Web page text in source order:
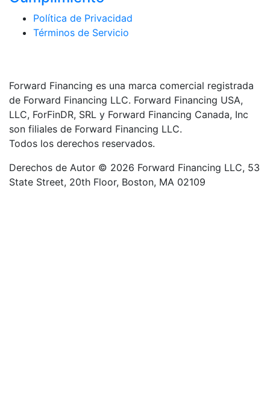
Política de Privacidad
Términos de Servicio
Forward Financing es una marca comercial registrada
de Forward Financing LLC. Forward Financing USA,
LLC, ForFinDR, SRL y Forward Financing Canada, Inc
son filiales de Forward Financing LLC.
Todos los derechos reservados.
Derechos de Autor © 2026 Forward Financing LLC, 53
State Street, 20th Floor, Boston, MA 02109